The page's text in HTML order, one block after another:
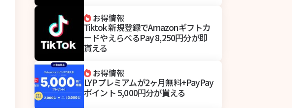
お得情報
Tiktok 新規登録でAmazonギフトカ
ードやえらべるPay 8,250円分が即
貰える
お得情報
LYPプレミアムが2ヶ月無料+PayPay
ポイント 5,000円分が貰える